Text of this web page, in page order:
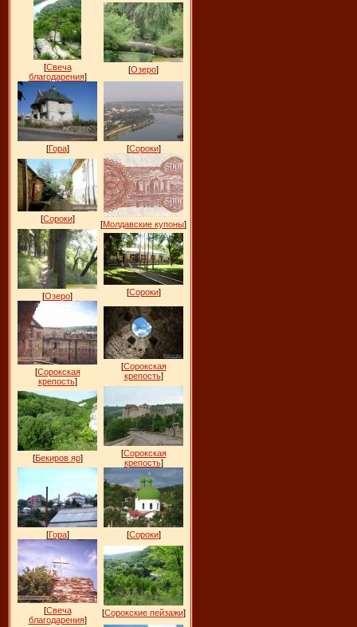
[Свеча
благодарения]
[Озеро]
[Гора] [Сороки]
[Сороки]
[Молдавские купоны]
[Озеро] [Сороки]
[Сорокская
крепость]
[Сорокская
крепость]
[Бекиров яр] [Сорокская
крепость]
[Гора] [Сороки]
[Свеча
благодарения]
[Сорокские пейзажи]